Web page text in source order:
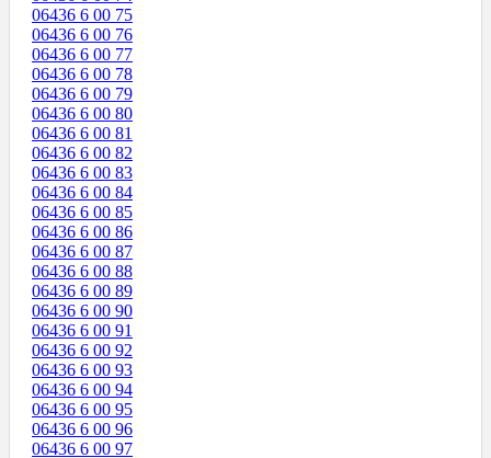
06436 6 00 75
06436 6 00 76
06436 6 00 77
06436 6 00 78
06436 6 00 79
06436 6 00 80
06436 6 00 81
06436 6 00 82
06436 6 00 83
06436 6 00 84
06436 6 00 85
06436 6 00 86
06436 6 00 87
06436 6 00 88
06436 6 00 89
06436 6 00 90
06436 6 00 91
06436 6 00 92
06436 6 00 93
06436 6 00 94
06436 6 00 95
06436 6 00 96
06436 6 00 97